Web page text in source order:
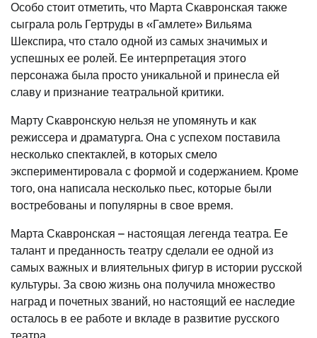
Особо стоит отметить, что Марта Скавронская также
сыграла роль Гертруды в «Гамлете» Вильяма
Шекспира, что стало одной из самых значимых и
успешных ее ролей. Ее интерпретация этого
персонажа была просто уникальной и принесла ей
славу и признание театральной критики.
Марту Скавронскую нельзя не упомянуть и как
режиссера и драматурга. Она с успехом поставила
несколько спектаклей, в которых смело
экспериментировала с формой и содержанием. Кроме
того, она написала несколько пьес, которые были
востребованы и популярны в свое время.
Марта Скавронская – настоящая легенда театра. Ее
талант и преданность театру сделали ее одной из
самых важных и влиятельных фигур в истории русской
культуры. За свою жизнь она получила множество
наград и почетных званий, но настоящий ее наследие
осталось в ее работе и вкладе в развитие русского